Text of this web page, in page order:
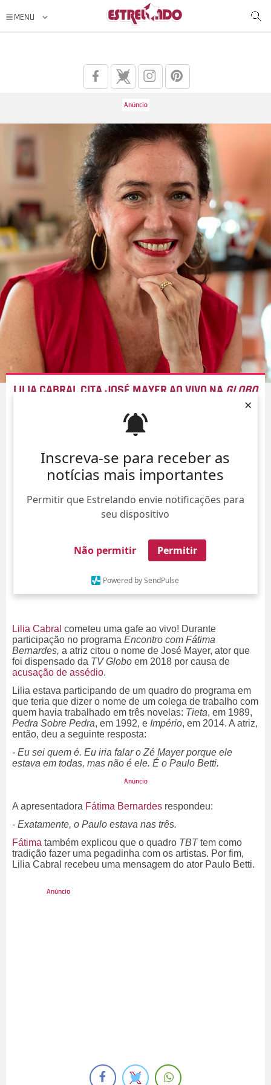
Inscreva-se para receber as
notícias mais importantes
Permitir que Estrelando envie notificações para
seu dispositivo
Não permitir Permitir
Powered by SendPulse
×
LILIA CABRAL CITA JOSÉ MAYER AO VIVO NA GLOBO
07/Ago/
Lilia Cabral cometeu uma gafe ao vivo! Durante
participação no programa Encontro com Fátima
Bernardes, a atriz citou o nome de José Mayer, ator que
foi dispensado da TV Globo em 2018 por causa de
acusação de assédio.
Lilia estava participando de um quadro do programa em
que teria que dizer o nome de um colega de trabalho com
quem havia trabalhado em três novelas: Tieta, em 1989,
Pedra Sobre Pedra, em 1992, e Império, em 2014. A atriz,
então, deu a seguinte resposta:
- Eu sei quem é. Eu iria falar o Zé Mayer porque ele
estava em todas, mas não é ele. É o Paulo Betti.
A apresentadora Fátima Bernardes respondeu:
- Exatamente, o Paulo estava nas três.
Fátima também explicou que o quadro TBTtem como
tradição fazer uma pegadinha com os artistas. Por fim,
Lilia Cabral recebeu uma mensagem do ator Paulo Betti.